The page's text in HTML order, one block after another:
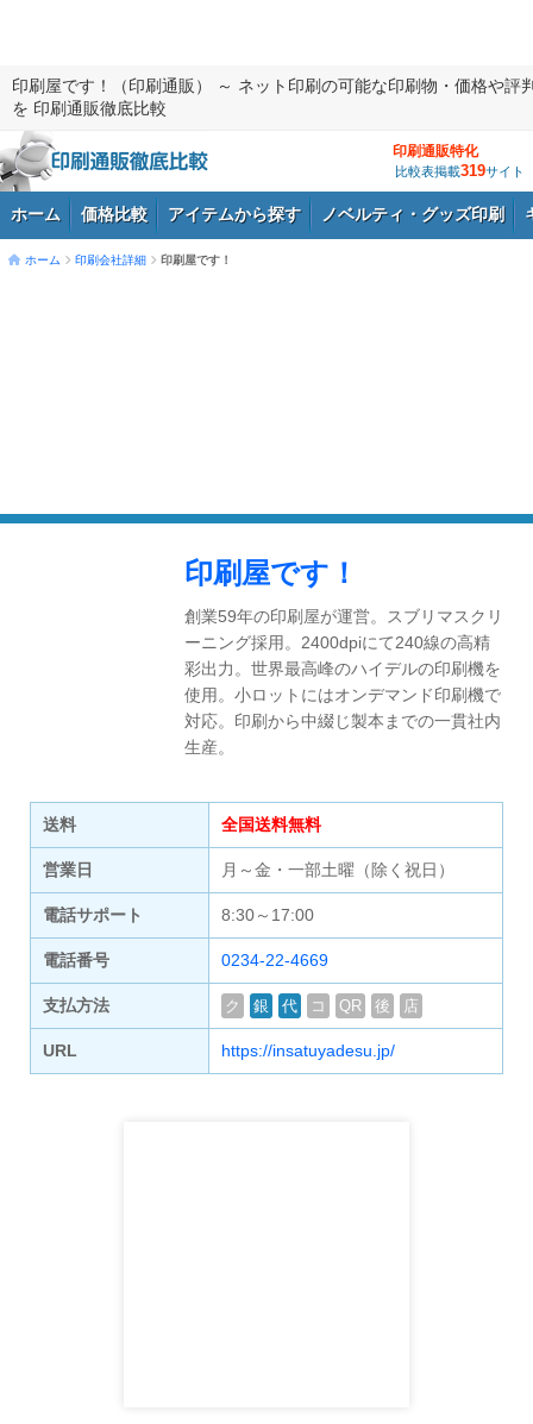
印刷屋です！（印刷通販） ～ ネット印刷の可能な印刷物・価格や評
を 印刷通販徹底比較
印刷通販特化
比較表掲載319サイト
ホーム 価格比較 アイテムから探す ノベルティ・グッズ印刷
ホーム 印刷会社詳細 印刷屋です！
印刷屋です！
創業59年の印刷屋が運営。スブリマスクリ
ーニング採用。2400dpiにて240線の高精
彩出力。世界最高峰のハイデルの印刷機を
使用。小ロットにはオンデマンド印刷機で
対応。印刷から中綴じ製本までの一貫社内
生産。
送料 全国送料無料
営業日 月～金・一部土曜（除く祝日）
電話サポート 8:30～17:00
電話番号 0234-22-4669
支払方法 ク 銀 代 コ QR 後 店
URL https://insatuyadesu.jp/